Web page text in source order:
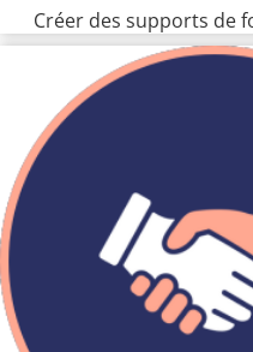
Créer des supports de